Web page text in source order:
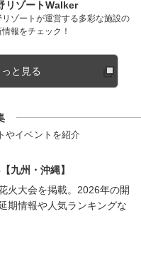
リゾートWalker
リゾートが運営する多彩な施設の
報をチェック！
と見る
やイベントを紹介
九州・沖縄】
火大会を掲載。2026年の開
期情報や人気ランキングな